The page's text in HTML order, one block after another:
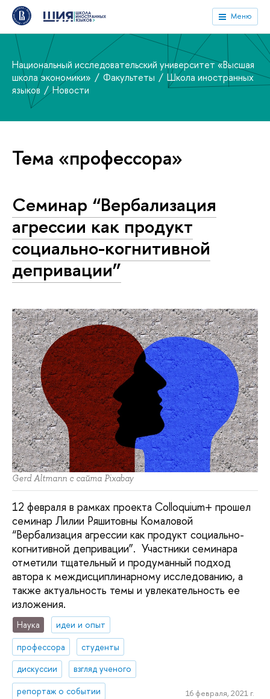
Меню
Национальный исследовательский университет «Высшая
школа экономики»
Факультеты
Школа иностранных
языков
Новости
Тема «профессора»
Cеминар “Вербализация
агрессии как продукт
социально-когнитивной
депривации”
Gerd Altmann с сайта Pixabay
12 февраля в рамках проекта Colloquium+ прошел
семинар Лилии Ряшитовны Комаловой
“Вербализация агрессии как продукт социально-
когнитивной депривации”. Участники семинара
отметили тщательный и продуманный подход
автора к междисциплинарному исследованию, а
также актуальность темы и увлекательность ее
изложения.
Наука
идеи и опыт
профессора
студенты
дискуссии
взгляд ученого
репортаж о событии
16 февраля, 2021 г.